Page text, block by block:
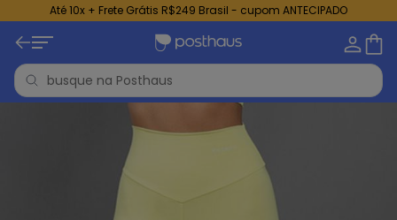
Até 10x + Frete Grátis R$249 Brasil - cupom ANTECIPADO